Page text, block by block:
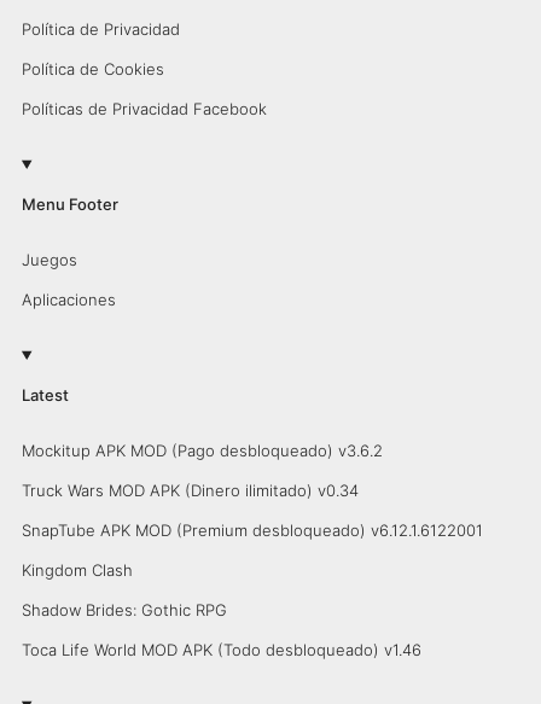
Política de Privacidad
Política de Cookies
Políticas de Privacidad Facebook
Menu Footer
Juegos
Aplicaciones
Latest
Mockitup APK MOD (Pago desbloqueado) v3.6.2
Truck Wars MOD APK (Dinero ilimitado) v0.34
SnapTube APK MOD (Premium desbloqueado) v6.12.1.6122001
Kingdom Clash
Shadow Brides: Gothic RPG
Toca Life World MOD APK (Todo desbloqueado) v1.46